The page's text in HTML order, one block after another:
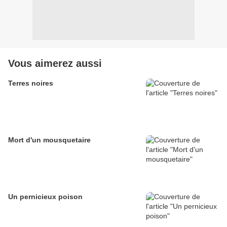
Vous aimerez aussi
Terres noires
Mort d'un mousquetaire
Un pernicieux poison